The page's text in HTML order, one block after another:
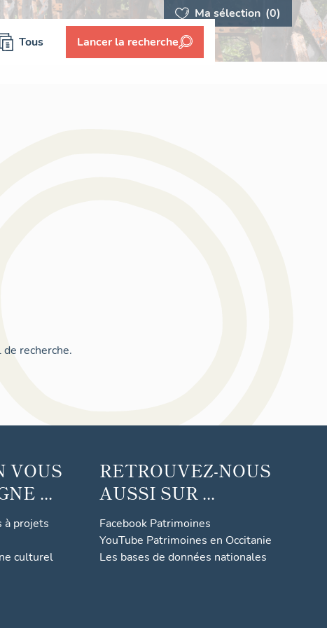
Ma sélection (0)
Tous Lancer la recherche
recherche.
VOUS
...
à projets
culturel
RETROUVEZ-NOUS
AUSSI SUR ...
Facebook Patrimoines
YouTube Patrimoines en Occitanie
Les bases de données nationales